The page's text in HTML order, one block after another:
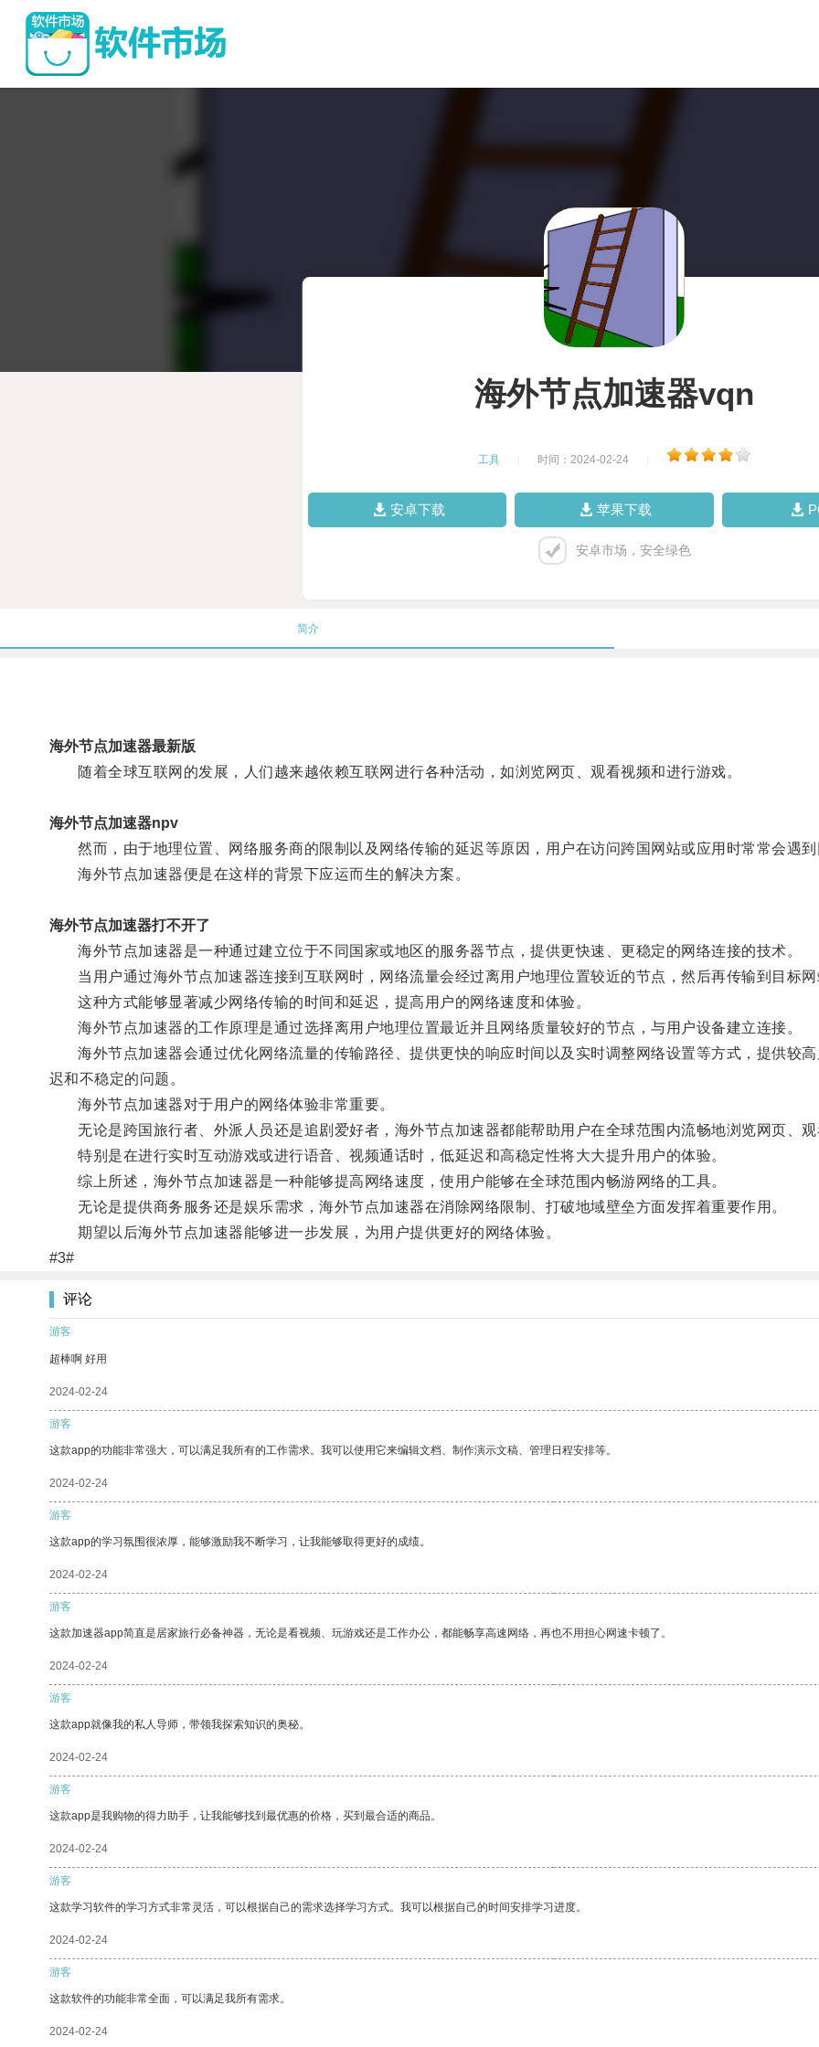
海外节点加速器vqn
工具 时间：2024-02-24
安卓下载 苹果下载
安卓市场，安全绿色
简介
海外节点加速器最新版
随着全球互联网的发展，人们越来越依赖互联网进行各种活动，如浏览网页、观看视频和进行游戏。
海外节点加速器npv
然而，由于地理位置、网络服务商的限制以及网络传输的延迟等原因，用户在访问跨国网站或应用时常常会遇到
海外节点加速器便是在这样的背景下应运而生的解决方案。
海外节点加速器打不开了
海外节点加速器是一种通过建立位于不同国家或地区的服务器节点，提供更快速、更稳定的网络连接的技术。
当用户通过海外节点加速器连接到互联网时，网络流量会经过离用户地理位置较近的节点，然后再传输到目标网
这种方式能够显著减少网络传输的时间和延迟，提高用户的网络速度和体验。
海外节点加速器的工作原理是通过选择离用户地理位置最近并且网络质量较好的节点，与用户设备建立连接。
海外节点加速器会通过优化网络流量的传输路径、提供更快的响应时间以及实时调整网络设置等方式，提供较
迟和不稳定的问题。
海外节点加速器对于用户的网络体验非常重要。
无论是跨国旅行者、外派人员还是追剧爱好者，海外节点加速器都能帮助用户在全球范围内流畅地浏览网页、观
特别是在进行实时互动游戏或进行语音、视频通话时，低延迟和高稳定性将大大提升用户的体验。
综上所述，海外节点加速器是一种能够提高网络速度，使用户能够在全球范围内畅游网络的工具。
无论是提供商务服务还是娱乐需求，海外节点加速器在消除网络限制、打破地域壁垒方面发挥着重要作用。
期望以后海外节点加速器能够进一步发展，为用户提供更好的网络体验。
#3#
评论
游客
超棒啊 好用
2024-02-24
游客
这款app的功能非常强大，可以满足我所有的工作需求。我可以使用它来编辑文档、制作演示文稿、管理日程安排等。
2024-02-24
游客
这款app的学习氛围很浓厚，能够激励我不断学习，让我能够取得更好的成绩。
2024-02-24
游客
这款加速器app简直是居家旅行必备神器，无论是看视频、玩游戏还是工作办公，都能畅享高速网络，再也不用担心网速卡顿了。
2024-02-24
游客
这款app就像我的私人导师，带领我探索知识的奥秘。
2024-02-24
游客
这款app是我购物的得力助手，让我能够找到最优惠的价格，买到最合适的商品。
2024-02-24
游客
这款学习软件的学习方式非常灵活，可以根据自己的需求选择学习方式。我可以根据自己的时间安排学习进度。
2024-02-24
游客
这款软件的功能非常全面，可以满足我所有需求。
2024-02-24